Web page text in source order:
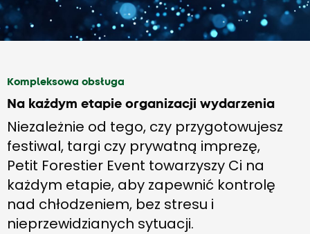
Kompleksowa obsługa
Na każdym etapie organizacji wydarzenia
Niezależnie od tego, czy przygotowujesz
festiwal, targi czy prywatną imprezę,
Petit Forestier Event towarzyszy Ci na
każdym etapie, aby zapewnić kontrolę
nad chłodzeniem, bez stresu i
nieprzewidzianych sytuacji.